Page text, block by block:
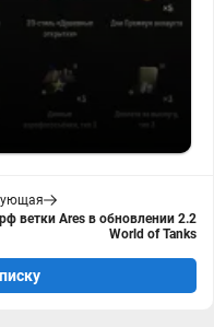
ветки Ares в обновлении 2.2
World of Tanks